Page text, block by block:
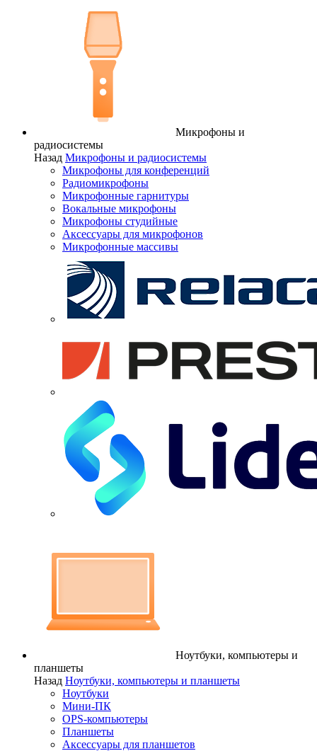
Микрофоны и
радиосистемы
Назад Микрофоны и радиосистемы
Микрофоны для конференций
Радиомикрофоны
Микрофонные гарнитуры
Вокальные микрофоны
Микрофоны студийные
Аксессуары для микрофонов
Микрофонные массивы
Ноутбуки, компьютеры и
планшеты
Назад Ноутбуки, компьютеры и планшеты
Ноутбуки
Мини-ПК
OPS-компьютеры
Планшеты
Аксессуары для планшетов